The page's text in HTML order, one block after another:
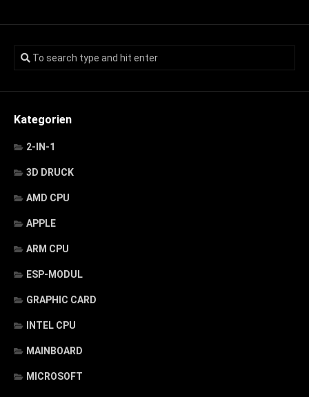
Kategorien
2-IN-1
3D DRUCK
AMD CPU
APPLE
ARM CPU
ESP-MODUL
GRAPHIC CARD
INTEL CPU
MAINBOARD
MICROSOFT